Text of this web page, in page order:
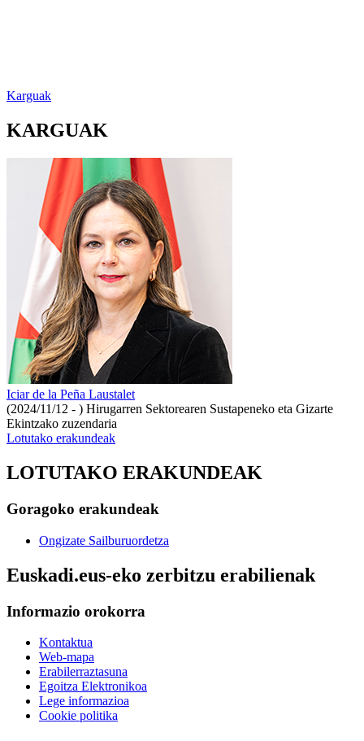
Karguak
KARGUAK
Iciar de la Peña Laustalet
(2024/11/12 - ) Hirugarren Sektorearen Sustapeneko eta Gizarte
Ekintzako zuzendaria
Lotutako erakundeak
LOTUTAKO ERAKUNDEAK
Goragoko erakundeak
Ongizate Sailburuordetza
Euskadi.eus-eko zerbitzu erabilienak
Informazio orokorra
Kontaktua
Web-mapa
Erabilerraztasuna
Egoitza Elektronikoa
Lege informazioa
Cookie politika